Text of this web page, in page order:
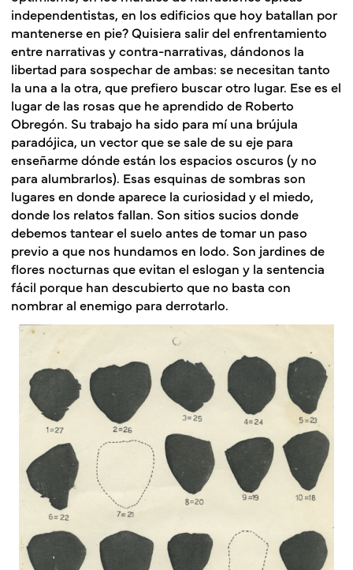
independentistas, en los edificios que hoy batallan por
mantenerse en pie? Quisiera salir del enfrentamiento
entre narrativas y contra-narrativas, dándonos la
libertad para sospechar de ambas: se necesitan tanto
la una a la otra, que prefiero buscar otro lugar. Ese es el
lugar de las rosas que he aprendido de Roberto
Obregón. Su trabajo ha sido para mí una brújula
paradójica, un vector que se sale de su eje para
enseñarme dónde están los espacios oscuros (y no
para alumbrarlos). Esas esquinas de sombras son
lugares en donde aparece la curiosidad y el miedo,
donde los relatos fallan. Son sitios sucios donde
debemos tantear el suelo antes de tomar un paso
previo a que nos hundamos en lodo. Son jardines de
flores nocturnas que evitan el eslogan y la sentencia
fácil porque han descubierto que no basta con
nombrar al enemigo para derrotarlo.